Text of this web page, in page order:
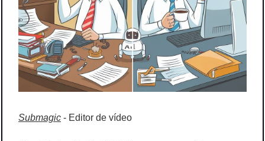
Submagic - Editor de vídeo